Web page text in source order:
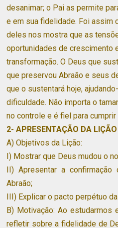
desanimar; o Pai as permite
e em sua fidelidade. Foi assim
deles nos mostra que as
oportunidades de crescimento
transformação. O Deus que
que preservou Abraão e seus
que o sustentará hoje,
dificuldade. Não importa o
no controle e é fiel para
2- APRESENTAÇÃO DA LIÇÃO
A) Objetivos da Lição:
I) Mostrar que Deus mudou o
II) Apresentar a
Abraão;
III) Explicar o pacto perpétuo
B) Motivação: Ao estudarmos
refletir sobre a fidelidade de